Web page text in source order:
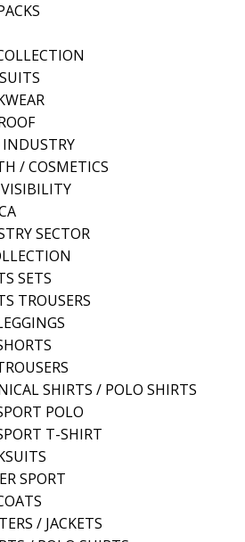
INDUSTRY
/ COSMETICS
SECTOR
SETS
TROUSERS
SHIRTS / POLO SHIRTS
POLO
T-SHIRT
SPORT
/ JACKETS